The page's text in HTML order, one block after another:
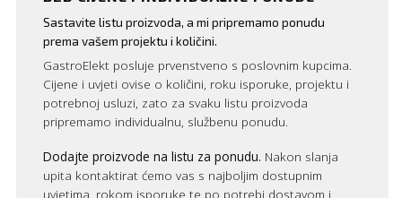
Sastavite listu proizvoda, a mi pripremamo ponudu
prema vašem projektu i količini.
GastroElekt posluje prvenstveno s poslovnim kupcima.
Cijene i uvjeti ovise o količini, roku isporuke, projektu i
potrebnoj usluzi, zato za svaku listu proizvoda
pripremamo individualnu, službenu ponudu.
Dodajte proizvode na listu za ponudu. Nakon slanja
upita kontaktirat ćemo vas s najboljim dostupnim
uvjetima, rokom isporuke te po potrebi dostavom i